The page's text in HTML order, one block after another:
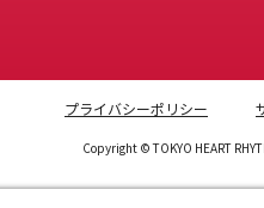
プライバシーポリシー
Copyright © TOKYO HEART